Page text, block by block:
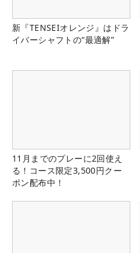
新『TENSEIオレンジ』はドラ
イバーシャフトの“最適解”
11月までのプレーに2回使え
る！コース限定3,500円クー
ポン配布中！